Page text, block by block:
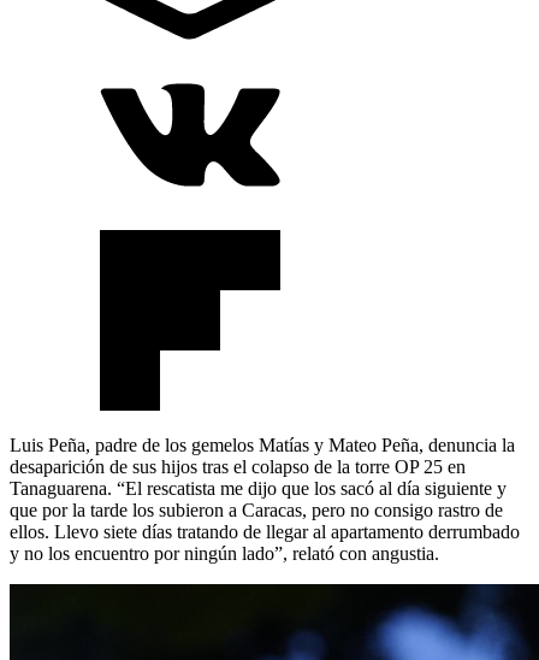
Luis Peña, padre de los gemelos Matías y Mateo Peña, denuncia la
desaparición de sus hijos tras el colapso de la torre OP 25 en
Tanaguarena. “El rescatista me dijo que los sacó al día siguiente y
que por la tarde los subieron a Caracas, pero no consigo rastro de
ellos. Llevo siete días tratando de llegar al apartamento derrumbado
y no los encuentro por ningún lado”, relató con angustia.